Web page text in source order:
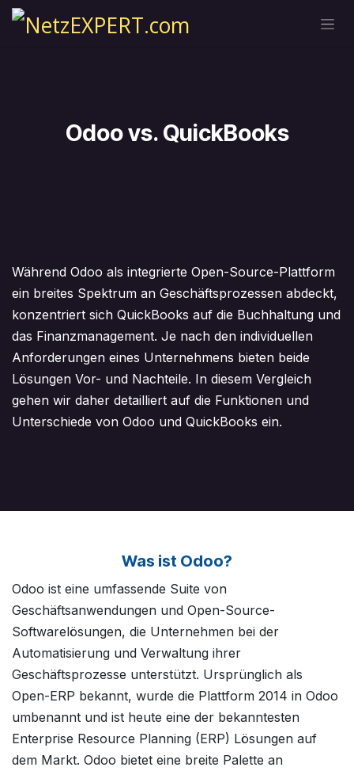
Zum Inhalt springen
Odoo vs. QuickBooks​​
Während Odoo als integrierte Open-Source-Plattform
ein breites Spektrum an Geschäftsprozessen abdeckt,
konzentriert sich QuickBooks auf die Buchhaltung und
das Finanzmanagement. Je nach den individuellen
Anforderungen eines Unternehmens bieten beide
Lösungen Vor- und Nachteile. In diesem Vergleich
gehen wir daher detailliert auf die Funktionen und
Unterschiede von Odoo und QuickBooks ein.
Was ist Odoo?
Odoo ist eine umfassende Suite von
Geschäftsanwendungen und Open-Source-
Softwarelösungen, die Unternehmen bei der
Automatisierung und Verwaltung ihrer
Geschäftsprozesse unterstützt. Ursprünglich als
Open-ERP bekannt, wurde die Plattform 2014 in Odoo
umbenannt und ist heute eine der bekanntesten
Enterprise Resource Planning (ERP) Lösungen auf
dem Markt. Odoo bietet eine breite Palette an